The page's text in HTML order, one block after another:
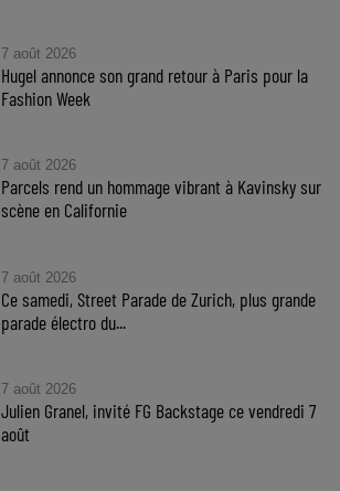
7 août 2026
Hugel annonce son grand retour à Paris pour la
Fashion Week
7 août 2026
Parcels rend un hommage vibrant à Kavinsky sur
scène en Californie
7 août 2026
Ce samedi, Street Parade de Zurich, plus grande
parade électro du...
7 août 2026
Julien Granel, invité FG Backstage ce vendredi 7
août